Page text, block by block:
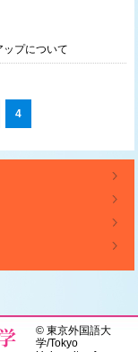
プについて
4
©東京外国語大
学/Tokyo